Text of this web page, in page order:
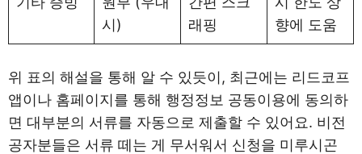
시)
래핑
향에 도움
위 표의 해설을 통해 알 수 있듯이, 최근에는 리드코프
앱이나 홈페이지를 통해 행정정보 공동이용에 동의하
면 대부분의 서류를 자동으로 제출할 수 있어요. 비전
공자분들은 서류 떼는 게 무서워서 신청을 미루시곤